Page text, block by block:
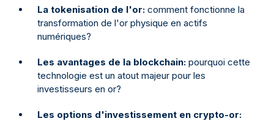
La tokenisation de l'or: comment fonctionne la
transformation de l'or physique en actifs
numériques?
Les avantages de la blockchain: pourquoi cette
technologie est un atout majeur pour les
investisseurs en or?
Les options d'investissement en crypto-or: